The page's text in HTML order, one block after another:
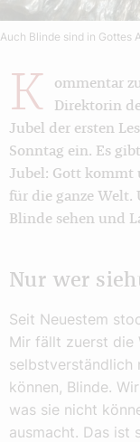
Auch Blinde sind in Gottes
K
ommentar
Direktorin
Jubel der ersten
Sonntag ein. Es
Jubel: Gott kommt
für die ganze Welt.
Blinde sehen und
Nur wer
Seit Neuestem
Mir fällt zuerst die
selbstverständlich
können, Blinde.
was sie nicht
ausmacht. Das ist